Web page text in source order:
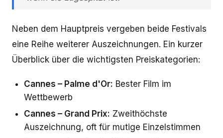
Neben dem Hauptpreis vergeben beide Festivals
eine Reihe weiterer Auszeichnungen. Ein kurzer
Überblick über die wichtigsten Preiskategorien:
Cannes – Palme d'Or: Bester Film im
Wettbewerb
Cannes – Grand Prix: Zweithöchste
Auszeichnung, oft für mutige Einzelstimmen